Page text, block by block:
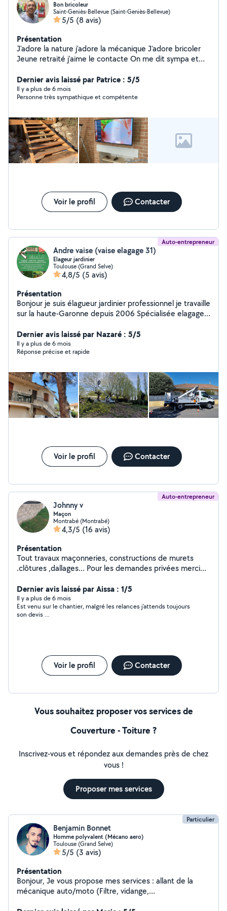
Bon bricoleur
Saint-Geniès-Bellevue (Saint-Geniès-Bellevue)
5/5 (8 avis)
Présentation
J'adore la nature j'adore la mécanique J'adore bricoler
Jeune retraité j'aime le contacte On me dit sympa et
Dernier avis laissé par Patrice : 5/5
Il y a plus de 6 mois
Personne très sympathique et compétente
Voir le profil Contacter
Auto-entrepreneur
Andre vaise (vaise elagage 31)
Elageur jardinier
Toulouse (Grand Selve)
4,8/5 (5 avis)
Présentation
Bonjour je suis élagueur jardinier professionnel je travaille
sur la haute-Garonne depuis 2006 Spécialisée elagage
sécurité N'hésitez pas à demander à devis gratuit
Dernier avis laissé par Nazaré : 5/5
Il y a plus de 6 mois
Réponse précise et rapide
Voir le profil Contacter
Auto-entrepreneur
Johnny v
Maçon
Montrabé (Montrabé)
4,3/5 (16 avis)
Présentation
Tout travaux maçonneries, constructions de murets
.clôtures ,dallages... Pour les demandes privées merci
répondre.
Dernier avis laissé par Aissa : 1/5
Il y a plus de 6 mois
Est venu sur le chantier, malgré les relances j’attends toujours
son devis …
Voir le profil Contacter
Vous souhaitez proposer vos services de
Couverture - Toiture ?
Inscrivez-vous et répondez aux demandes près de chez
vous !
Proposer mes services
Particulier
Benjamin Bonnet
Homme polyvalent (Mécano aero)
Toulouse (Grand Selve)
5/5 (3 avis)
Présentation
Bonjour, Je vous propose mes services : allant de la
mécanique auto/moto (Filtre, vidange,